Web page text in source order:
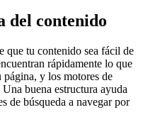
del contenido
que tu contenido sea fácil de
rápidamente lo que
página, y los motores de
buena estructura ayuda
de búsqueda a navegar por